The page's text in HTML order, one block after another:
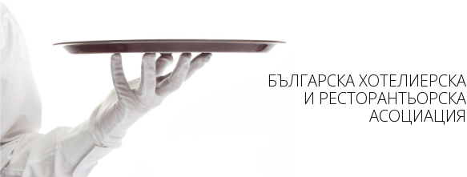
БЪЛГАРСКА ХОТЕЛИЕРСКА
И РЕСТОРАНТЬОРСКА
АСОЦИАЦИЯ